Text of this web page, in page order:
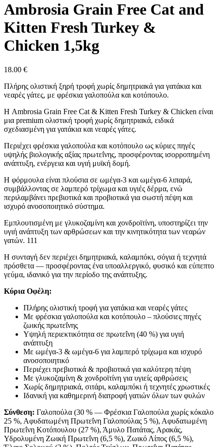
Ambrosia Grain Free Cat and
Kitten Fresh Turkey &
Chicken 1,5kg
18.00 €
Πλήρης ολιστική ξηρή τροφή χωρίς δημητριακά για γατάκια και
νεαρές γάτες, με φρέσκια γαλοπούλα και κοτόπουλο.
Η Ambrosia Grain Free Cat & Kitten Fresh Turkey & Chicken είναι
μια premium ολιστική τροφή χωρίς δημητριακά, ειδικά
σχεδιασμένη για γατάκια και νεαρές γάτες.
Περιέχει φρέσκια γαλοπούλα και κοτόπουλο ως κύριες πηγές
υψηλής βιολογικής αξίας πρωτεΐνης, προσφέροντας ισορροπημένη
ανάπτυξη, ενέργεια και υγιή μυϊκή δομή.
Η φόρμουλα είναι πλούσια σε ωμέγα-3 και ωμέγα-6 λιπαρά,
συμβάλλοντας σε λαμπερό τρίχωμα και υγιές δέρμα, ενώ
περιλαμβάνει πρεβιοτικά και προβιοτικά για σωστή πέψη και
ισχυρό ανοσοποιητικό σύστημα.
Εμπλουτισμένη με γλυκοζαμίνη και χονδροϊτίνη, υποστηρίζει την
υγιή ανάπτυξη των αρθρώσεων και την κινητικότητα των νεαρών
γατών. 111
Η συνταγή δεν περιέχει δημητριακά, καλαμπόκι, σόγια ή τεχνητά
πρόσθετα — προσφέροντας ένα υποαλλεργικό, φυσικό και εύπεπτο
γεύμα, ιδανικό για την περίοδο της ανάπτυξης.
Κύρια Οφέλη:
Πλήρης ολιστική τροφή για γατάκια και νεαρές γάτες
Με φρέσκια γαλοπούλα και κοτόπουλο – πλούσιες πηγές
ζωικής πρωτεΐνης
Υψηλή περιεκτικότητα σε πρωτεΐνη (40 %) για υγιή
ανάπτυξη
Με ωμέγα-3 & ωμέγα-6 για λαμπερό τρίχωμα και ισχυρό
ανοσοποιητικό
Περιέχει πρεβιοτικά & προβιοτικά για καλύτερη πέψη
Με γλυκοζαμίνη & χονδροϊτίνη για υγιείς αρθρώσεις
Χωρίς δημητριακά, σιτάρι, καλαμπόκι ή τεχνητές χρωστικές
Ιδανική για καθημερινή διατροφή γατιών όλων των φυλών
Σύνθεση: Γαλοπούλα (30 % — Φρέσκια Γαλοπούλα χωρίς κόκαλο
25 %, Αφυδατωμένη Πρωτεΐνη Γαλοπούλας 5 %), Αφυδατωμένη
Πρωτεΐνη Κοτόπουλου (27 %), Άμυλο Πατάτας, Αρακάς,
Υδρολυμένη Ζωική Πρωτεΐνη (6,5 %), Ζωικό Λίπος (6,5 %),